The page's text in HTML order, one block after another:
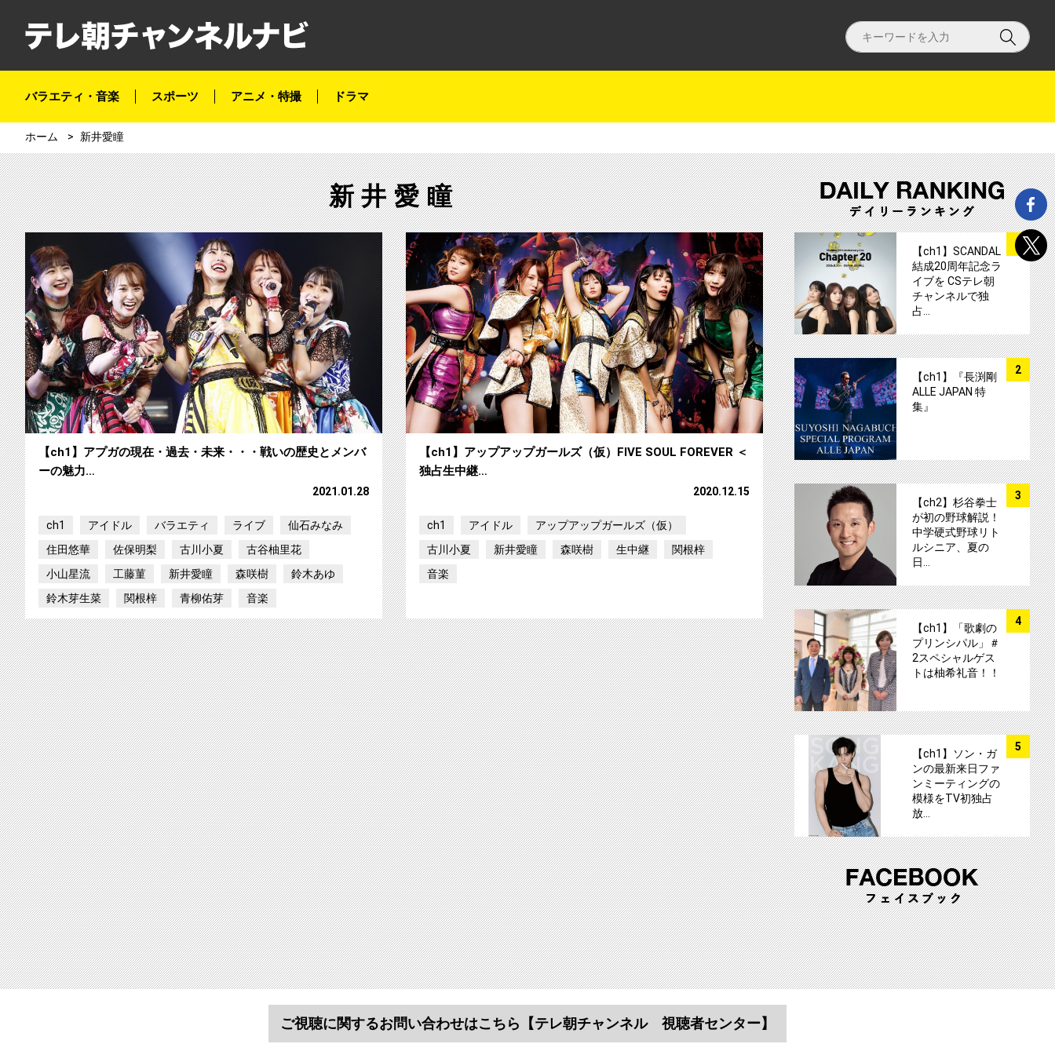
バラエティ・音楽 スポーツ アニメ・特撮 ドラマ
ホーム 新井愛瞳
新井愛瞳
【ch1】アプガの現在・過去・未来・・・戦いの歴史とメンバーの魅力が濃縮された4時間半！！サムネイル
【ch1】アプガの現在・過去・未来・・・戦いの歴史とメンバ
ーの魅力…
2021.01.28
ch1 アイドル バラエティ ライブ
仙石みなみ
住田悠華
佐保明梨 古川小夏
古谷柚里花
小山星流
工藤菫 新井愛瞳 森咲樹
鈴木あゆ
鈴木芽生菜
関根梓 青柳佑芽 音楽
【ch1】アップアップガールズ（仮）FIVE
【ch1】アップアップガールズ（仮）FIVE SOUL FOREVER ＜
独占生中継…
2020.12.15
ch1 アイドル
アップアップガールズ（仮）
古川小夏
新井愛瞳 森咲樹 生中継
関根梓
音楽
1
【ch1】SCANDAL
結成20周年記念ラ
イブを CSテレ朝
チャンネルで独
占…
2
【ch1】『長渕剛
ALLE JAPAN 特
集』
3
【ch2】杉谷拳士
が初の野球解説！
中学硬式野球リト
ルシニア、夏の
日…
4
【ch1】「歌劇の
プリンシパル」＃
2スペシャルゲス
トは柚希礼音！！
5
【ch1】ソン・ガ
ンの最新来日ファ
ンミーティングの
模様をTV初独占
放…
ご視聴に関するお問い合わせはこちら 【テレ朝チャンネル 視聴者センター】